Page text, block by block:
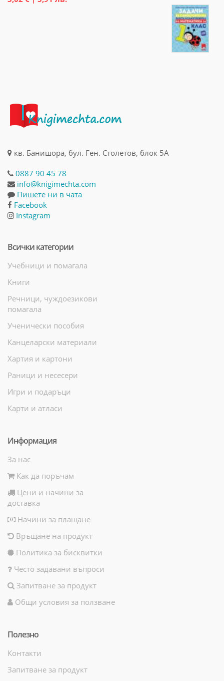
кв. Банишора, бул. Ген. Столетов, блок 5А
0887 90 45 78
info@knigimechta.com
Пишете ни в чата
Facebook
Instagram
Всички категории
Учебници и помагала
Книги
Речници, чуждоезикови
помагала
Ученически пособия
Канцеларски материали
Хартия и картони
Раници и несесери
Игри и подаръци
Карти и атласи
Информация
За нас
Как да поръчам
Цени и начини за
доставка
Начини за плащане
Връщане на продукт
Политика за бисквитки
Често задавани въпроси
Запитване за продукт
Общи условия за ползване
Полезно
Контакти
Запитване за продукт